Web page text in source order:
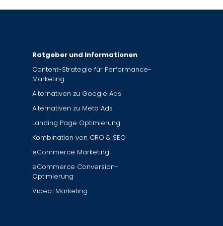
Ratgeber und Informationen
Content-Strategie für Performance-
Marketing
Alternativen zu Google Ads
Alternativen zu Meta Ads
Landing Page Optimierung
Kombination von CRO & SEO
eCommerce Marketing
eCommerce Conversion-
Optimierung
Video-Marketing